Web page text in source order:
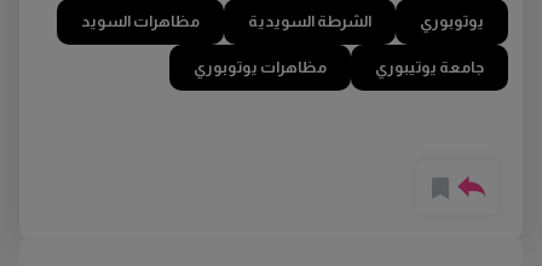
يوتوبوري الشرطة السويدية مظاهرات السويد
جامعة يوتيبوري مظاهرات يوتوبوري